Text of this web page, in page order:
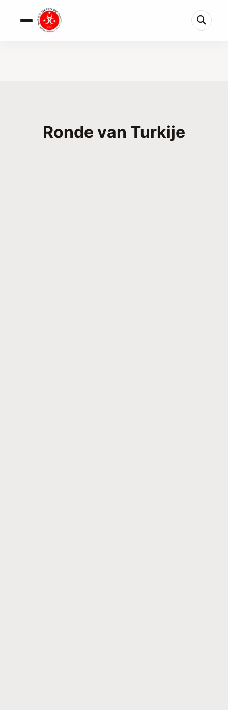
Ronde van Turkije